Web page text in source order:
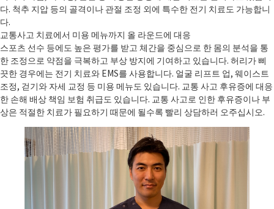
다. 척추 지압 등의 골격이나 관절 조정 외에 특수한 전기 치료도 가능합니
다.
교통사고 치료에서 미용 메뉴까지 올 라운드에 대응
스포츠 선수 등에도 높은 평가를 받고 체간을 중심으로 한 몸의 분석을 통
한 조정으로 약점을 극복하고 부상 방지에 기여하고 있습니다. 허리가 삐
끗한 경우에는 전기 치료와 EMS를 사용합니다. 얼굴 리프트 업, 웨이스트
조정, 걷기와 자세 교정 등 미용 메뉴도 있습니다. 교통 사고 후유증에 대응
한 손해 배상 책임 보험 취급도 있습니다. 교통 사고로 인한 후유증이나 부
상은 적절한 치료가 필요하기 때문에 될수록 빨리 상담하러 오주십시오.